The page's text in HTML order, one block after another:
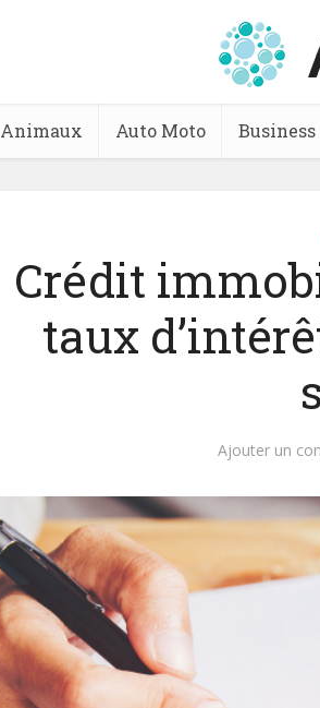
Animaux Auto Moto Business
Crédit
taux
Ajouter un